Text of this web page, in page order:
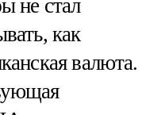
не стал
как
валюта.